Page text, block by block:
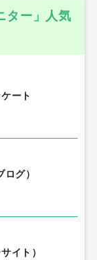
ター」人気
ート
グ）
イト）